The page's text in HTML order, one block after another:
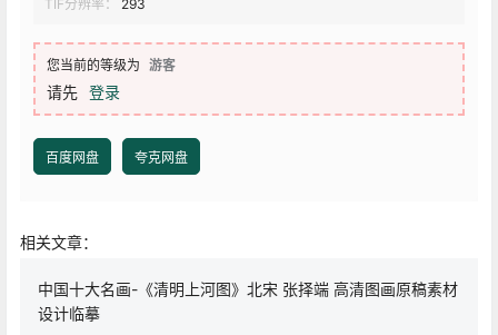
TIF分辨率：
293
您当前的等级为 游客
请先 登录
百度网盘 夸克网盘
相关文章：
中国十大名画-《清明上河图》北宋 张择端 高清图画原稿素材
设计临摹